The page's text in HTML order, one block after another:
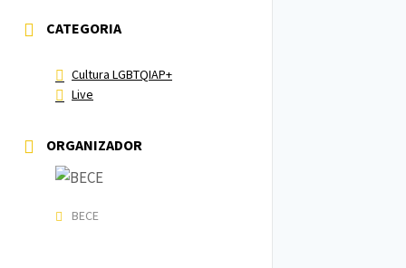
CATEGORIA
Cultura LGBTQIAP+
Live
ORGANIZADOR
BECE